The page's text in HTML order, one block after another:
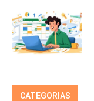
CATEGORIAS